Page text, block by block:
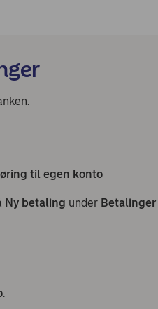
til egen konto
Ny betaling under Betalinger
.